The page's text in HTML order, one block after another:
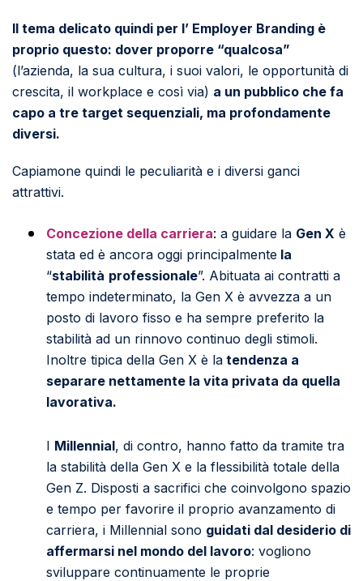
Il tema delicato quindi per l’ Employer Branding è
proprio questo: dover proporre “qualcosa”
(l’azienda, la sua cultura, i suoi valori, le opportunità di
crescita, il workplace e così via) a un pubblico che fa
capo a tre target sequenziali, ma profondamente
diversi.
Capiamone quindi le peculiarità e i diversi ganci
attrattivi.
Concezione della carriera: a guidare la Gen X è
stata ed è ancora oggi principalmente la
“stabilità professionale”. Abituata ai contratti a
tempo indeterminato, la Gen X è avvezza a un
posto di lavoro fisso e ha sempre preferito la
stabilità ad un rinnovo continuo degli stimoli.
Inoltre tipica della Gen X è la tendenza a
separare nettamente la vita privata da quella
lavorativa.
I Millennial, di contro, hanno fatto da tramite tra
la stabilità della Gen X e la flessibilità totale della
Gen Z. Disposti a sacrifici che coinvolgono spazio
e tempo per favorire il proprio avanzamento di
carriera, i Millennial sono guidati dal desiderio di
affermarsi nel mondo del lavoro: vogliono
sviluppare continuamente le proprie